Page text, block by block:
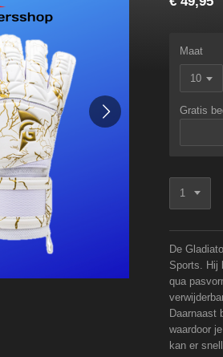
Maat
Gratis
De
Sports. Hij
qua
Daarnaast
waardoor
kan er